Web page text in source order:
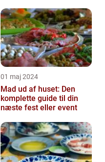
01 maj 2024
Mad ud af huset: Den
komplette guide til din
næste fest eller event